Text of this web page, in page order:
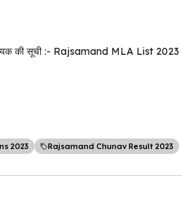
की सूची :- Rajsamand MLA List 2023
2023
Rajsamand Chunav Result 2023